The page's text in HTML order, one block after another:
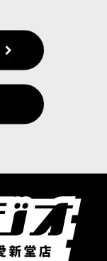
戦場を舞う魔導兵器
ー 43-51
「ブライトロード・
ォーカー」は、手